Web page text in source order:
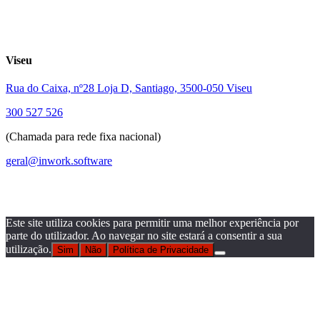
Viseu
Rua do Caixa, nº28 Loja D, Santiago, 3500-050 Viseu
300 527 526
(Chamada para rede fixa nacional)
geral@inwork.software
Este site utiliza cookies para permitir uma melhor experiência por
parte do utilizador. Ao navegar no site estará a consentir a sua
utilização. Sim Não Política de Privacidade